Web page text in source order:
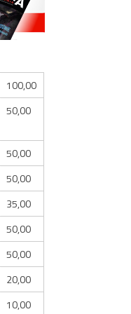
100,00
50,00
50,00
50,00
35,00
50,00
50,00
20,00
10,00